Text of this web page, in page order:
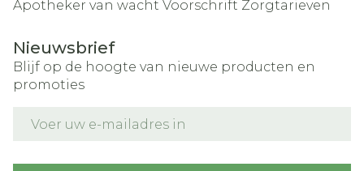
Apotheker van wacht Voorschrift Zorgtarieven
Nieuwsbrief
Blijf op de hoogte van nieuwe producten en
promoties